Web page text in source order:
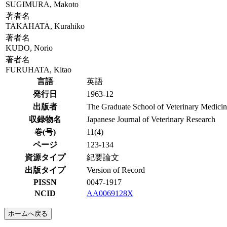
SUGIMURA, Makoto
著者名
TAKAHATA, Kurahiko
著者名
KUDO, Norio
著者名
FURUHATA, Kitao
言語
英語
発行日
1963-12
出版者
The Graduate School of Veterinary
収録物名
Japanese Journal of Veterinary Research
巻(号)
11(4)
ページ
123-134
資源タイプ
紀要論文
出版タイプ
Version of Record
PISSN
0047-1917
NCID
AA0069128X
ホームへ戻る